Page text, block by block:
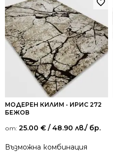
МОДЕРЕН КИЛИМ - ИРИС 272
БЕЖОВ
от: 25.00 € / 48.90 лв./ бр.
Възможна комбинация